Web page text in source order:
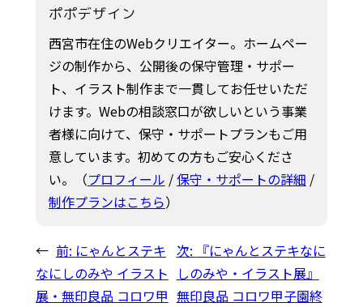
ポポデザイン
西宮市在住のWebクリエイター。ホームペー
ジの制作から、公開後の保守管理・サポー
ト、イラスト制作まで一貫してお任せいただ
けます。Webの相談窓口が欲しいという事業
者様に向けて、保守・サポートプランもご用
意しています。初めての方もご安心くださ
い。（プロフィール /保守・サポートの詳細 /
制作プランはこちら）
← 前: にゃんとステキ
なにしのみや イラスト
展・無印良品 コロワ甲
次: 『にゃんとステキなに
しのみや・イラスト展』
無印良品 コロワ甲子園終